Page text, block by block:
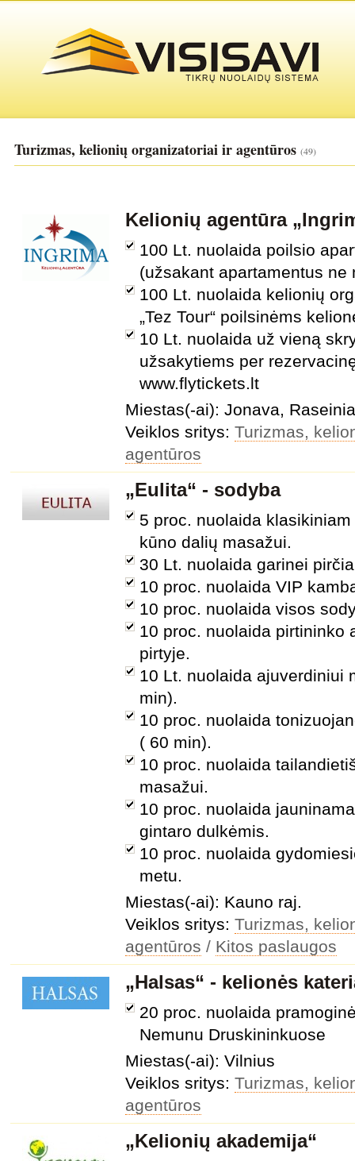
Turizmas, kelionių organizatoriai ir agentūros (49)
Kelionių agentūra
100 Lt. nuolaida poilsio
(užsakant apartamentus ne
100 Lt. nuolaida kelionių
„Tez Tour“ poilsinėms
10 Lt. nuolaida už vieną
užsakytiems per
www.flytickets.lt
Miestas(-ai): Jonava,
Veiklos sritys: Turizmas,
agentūros
„Eulita“ - sodyba
5 proc. nuolaida
kūno dalių masažui.
30 Lt. nuolaida garinei
10 proc. nuolaida VIP
10 proc. nuolaida visos
10 proc. nuolaida pirtininko
pirtyje.
10 Lt. nuolaida ajuverdiniui
min).
10 proc. nuolaida
( 60 min).
10 proc. nuolaida
masažui.
10 proc. nuolaida
gintaro dulkėmis.
10 proc. nuolaida
metu.
Miestas(-ai): Kauno raj.
Veiklos sritys: Turizmas,
agentūros / Kitos paslaugos
„Halsas“ - kelionės
20 proc. nuolaida
Nemunu Druskininkuose
Miestas(-ai): Vilnius
Veiklos sritys: Turizmas,
agentūros
„Kelionių akademija“